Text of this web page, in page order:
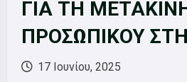
ΓΙΑ ΤΗ
ΠΡΟΣΩΠΙΚΟΥ
17 Ιουνίου, 2025